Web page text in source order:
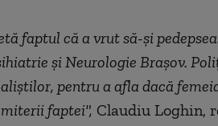
faptul că a vrut să-şi
şi Neurologie Braşov.
pentru a afla dacă
faptei", Claudiu Loghin,